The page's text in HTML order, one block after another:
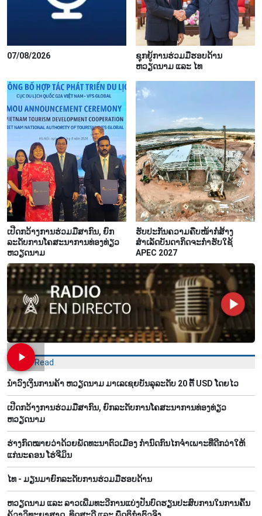
07/08/2026
ຊຸກຍູ້ການຮ່ວມມືຮອບດ້ານ
ຫວຽດນາມ ແລະ ໄທ
ເປີດກວ້າງການຮ່ວມມືສາກົນ, ຍົກ
ລະດັບການໂຄສະນາການທ່ອງທ່ຽວ
ຫວຽດນາມ
ຮັບປະກັນຄວາມຄືບໜ້າກໍ່ສ້າງ
ສຳເລັດບັນດາກິດຈະກຳຮັບໃຊ້
APEC 2027
Most Read
ນຳ​ວົງ​ເງິນ​ການ​ຄ້າ ຫວຽດ​ນາມ ມາ​ເລ​ເຊຍ​ບັນ​ລຸ​ລະ​ດັບ 20 ຕື້ USD ໂດຍ​ໄວ
ເປີດກວ້າງການຮ່ວມມືສາກົນ, ຍົກລະດັບການໂຄສະນາການທ່ອງທ່ຽວ
ຫວຽດນາມ
ຮ່າງກົດໝາຍວ່າດ້ວຍພັດທະນາຕົວເມືອງ ກຳນົດກົນໄກຈຳເພາະທີ່ດີກວ່າໃຫ້
ແກ່ນະຄອນ ໂຮ່ຈີມິນ
ໄທ - ມຽນ​ມາ​ຍົກ​ລະ​ດັບ​ການ​ຮ່ວມ​ມື​ຮອບ​ດ້ານ
ຫວຽດ​ນາມ ແລະ ລາວ​ເພີ່ມ​ທະ​ວີ​ການ​ແບ່​ງ​ປັນ​ບົດ​ຮຽນ​ປະ​ສົບ​ການ​ໃນ​ການ​ຄົ້ນ​